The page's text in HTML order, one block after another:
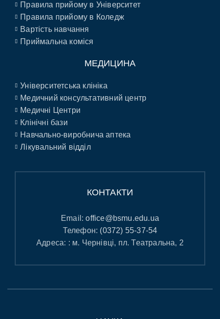
Правила прийому в Університет
Правила прийому в Коледж
Вартість навчання
Приймальна коміся
МЕДИЦИНА
Університетська клініка
Медичний консультативний центр
Медичні Центри
Клінічні бази
Навчально-виробнича аптека
Лікувальний відділ
КОНТАКТИ
Email:office@bsmu.edu.ua
Телефон: (0372) 55-37-54
Адреса: : м. Чернівці, пл. Театральна, 2